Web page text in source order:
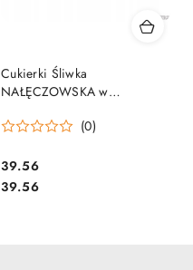
Cukierki Śliwka
NAŁĘCZOWSKA w
SOLIDARNOŚĆ LUZ
(0)
Cena:
39.56
Cena:
39.56